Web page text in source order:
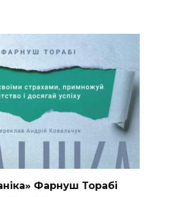
Фарнуш Торабі